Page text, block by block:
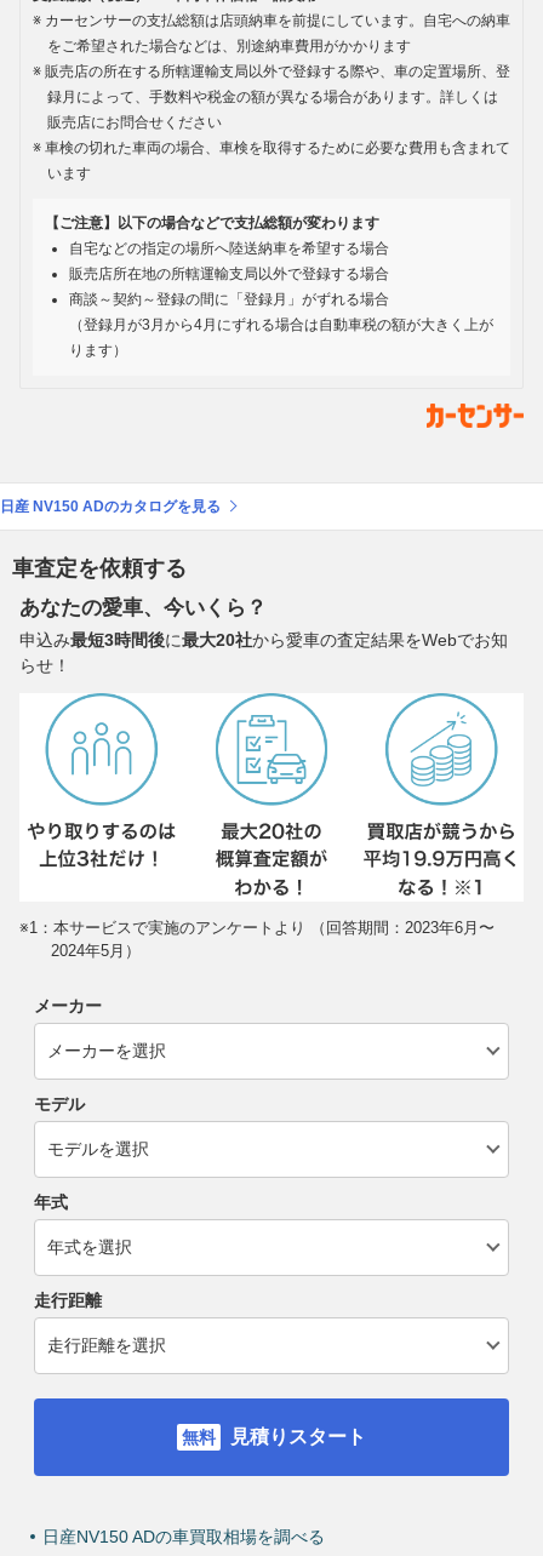
カーセンサーの支払総額は店頭納車を前提にしています。自宅への納車
をご希望された場合などは、別途納車費用がかかります
販売店の所在する所轄運輸支局以外で登録する際や、車の定置場所、登
録月によって、手数料や税金の額が異なる場合があります。詳しくは
販売店にお問合せください
車検の切れた車両の場合、車検を取得するために必要な費用も含まれて
います
【ご注意】以下の場合などで支払総額が変わります
自宅などの指定の場所へ陸送納車を希望する場合
販売店所在地の所轄運輸支局以外で登録する場合
商談～契約～登録の間に「登録月」がずれる場合
（登録月が3月から4月にずれる場合は自動車税の額が大きく上が
ります）
日産 NV150 ADのカタログを見る
車査定を依頼する
あなたの愛車、今いくら？
申込み最短3時間後に最大20社から愛車の査定結果をWebでお知
らせ！
※1：本サービスで実施のアンケートより （回答期間：2023年6月〜
2024年5月）
メーカー
モデル
年式
走行距離
見積りスタート
日産NV150 ADの車買取相場を調べる